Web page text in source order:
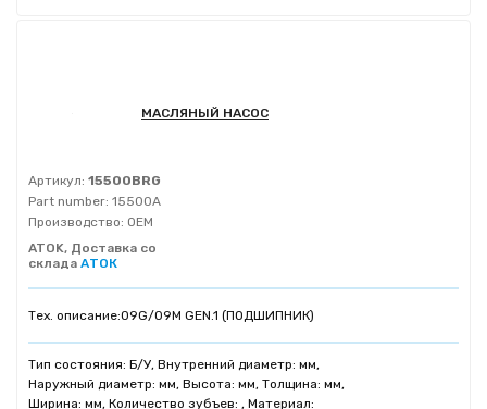
МАСЛЯНЫЙ НАСОС
Артикул: 15500BRG
Part number: 15500A
Производство: OEM
ATOK, Доставка со
склада АТОК
Тех. описание:09G/09M GEN.1 (ПОДШИПНИК)
Тип состояния: Б/У, Внутренний диаметр: мм,
Наружный диаметр: мм, Высота: мм, Толщина: мм,
Ширина: мм, Количество зубъев: , Материал: